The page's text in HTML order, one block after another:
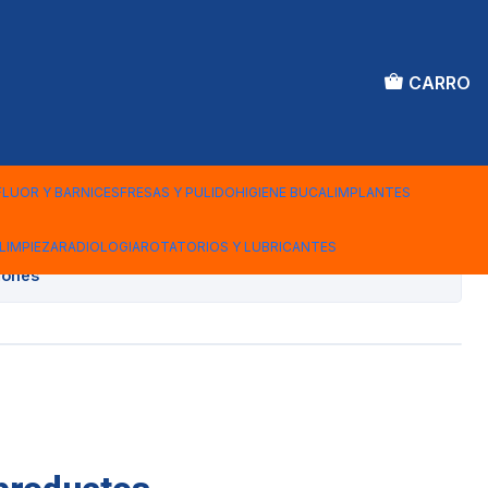
CARRO
Y BARNICESFRESAS Y PULIDOHIGIENE BUCALIMPLANTES
RADIOLOGIAROTATORIOS Y LUBRICANTES